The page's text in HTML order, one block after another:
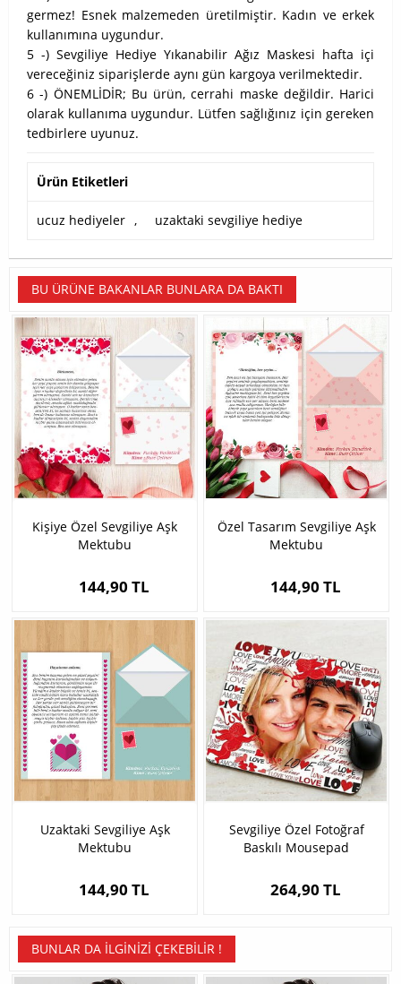
germez! Esnek malzemeden üretilmiştir. Kadın ve erkek
kullanımına uygundur.
5 -) Sevgiliye Hediye Yıkanabilir Ağız Maskesi hafta içi
vereceğiniz siparişlerde aynı gün kargoya verilmektedir.
6 -) ÖNEMLİDİR; Bu ürün, cerrahi maske değildir. Harici
olarak kullanıma uygundur. Lütfen sağlığınız için gereken
tedbirlere uyunuz.
Ürün Etiketleri
ucuz hediyeler , uzaktaki sevgiliye hediye
BU ÜRÜNE BAKANLAR BUNLARA DA BAKTI
Kişiye Özel Sevgiliye Aşk
Mektubu
144,90 TL
Özel Tasarım Sevgiliye Aşk
Mektubu
144,90 TL
Uzaktaki Sevgiliye Aşk
Mektubu
144,90 TL
Sevgiliye Özel Fotoğraf
Baskılı Mousepad
264,90 TL
BUNLAR DA İLGINIZI ÇEKEBILIR !